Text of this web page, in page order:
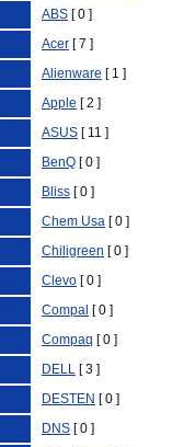
ABS [ 0 ]
Acer [ 7 ]
Alienware [ 1 ]
Apple [ 2 ]
ASUS [ 11 ]
BenQ [ 0 ]
Bliss [ 0 ]
Chem Usa [ 0 ]
Chiligreen [ 0 ]
Clevo [ 0 ]
Compal [ 0 ]
Compaq [ 0 ]
DELL [ 3 ]
DESTEN [ 0 ]
DNS [ 0 ]